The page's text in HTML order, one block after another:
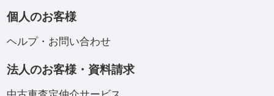
個人のお客様
ヘルプ・お問い合わせ
法人のお客様・資料請求